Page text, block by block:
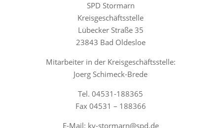
SPD Stormarn
Kreisgeschäftsstelle
Lübecker Straße 35
23843 Bad Oldesloe
Mitarbeiter in der Kreisgeschäftsstelle:
Joerg Schimeck-Brede
Tel. 04531-188365
Fax 04531 – 188366
E-Mail: kv-stormarn@spd.de